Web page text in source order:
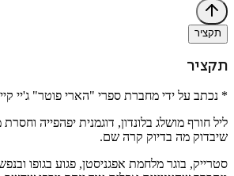
תקציר
תקציר
* נכתב על ידי מחברת ספרי "הארי פוטר" ג'יי
ליל חורף מושלג בלונדון, דוגמנית יפהפייה
שיבדוק מה בדיוק קרה שם.
סטרייק, בוגר מלחמת אפגניסטן, פגוע בגופו